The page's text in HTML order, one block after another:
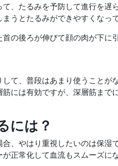
、たるみを予防して進行を遅
うとたるみができやすくなっ
の後ろが伸びて顔の肉が下
て、普段はあまり使うことが
には有効ですが、深層筋ま
には？
、やはり重視したいのは保湿で
正常化して血流もスムーズに